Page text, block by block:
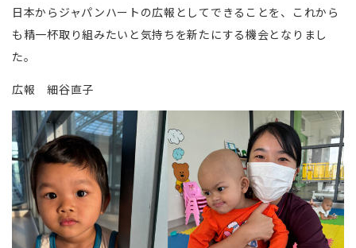
日本からジャパンハートの広報としてできることを、これから
も精一杯取り組みたいと気持ちを新たにする機会となりまし
た。
広報 細谷直子